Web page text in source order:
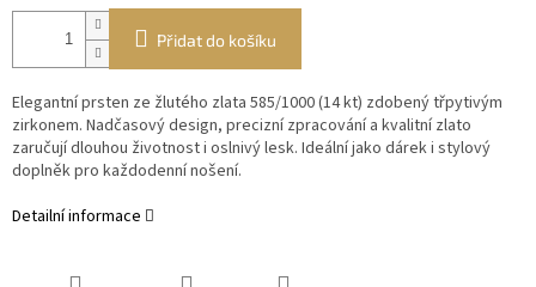
Přidat do košíku
Elegantní prsten ze žlutého zlata 585/1000 (14 kt) zdobený třpytivým
zirkonem. Nadčasový design, precizní zpracování a kvalitní zlato
zaručují dlouhou životnost i oslnivý lesk. Ideální jako dárek i stylový
doplněk pro každodenní nošení.
Detailní informace